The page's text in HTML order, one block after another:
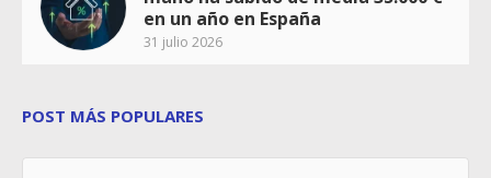
en un año en España
31 julio 2026
POST MÁS POPULARES